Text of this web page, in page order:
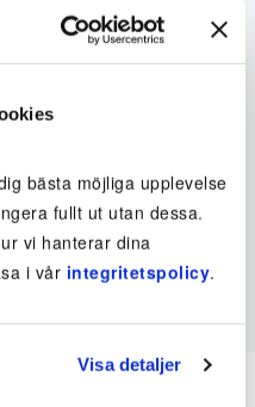
bästa möjliga upplevelse
fullt ut utan dessa.
vi hanterar dina
i vår integritetspolicy.
Visa detaljer